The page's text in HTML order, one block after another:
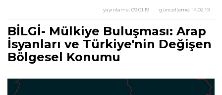
güncelleme: 14.02.19
yayınlama: 09.01.19
BİLGİ- Mülkiye Buluşması: Arap
İsyanları ve Türkiye'nin Değişen
Bölgesel Konumu